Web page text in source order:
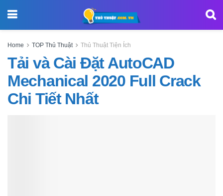
Home TOP Thủ Thuật Thủ Thuật Tiện Ích
Tải và Cài Đặt AutoCAD
Mechanical 2020 Full Crack
Chi Tiết Nhất